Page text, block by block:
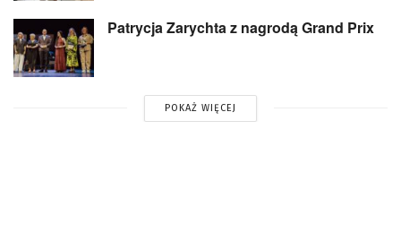
Patrycja Zarychta z nagrodą Grand Prix
POKAŻ WIĘCEJ